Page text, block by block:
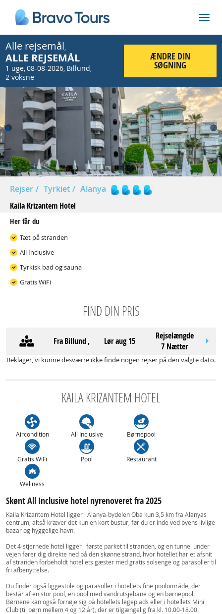
Alle rejsemål,
ALLE REJSEMÅL
1 uge,08-08-2026, Billund,
2 voksne
ÆNDRE DIN
SØGNING
Prev
Rejser Tyrkiet
Alanya
Kaila Krizantem Hotel
Her får du
Tæt på stranden
All Inclusive
Tyrkisk bad og sauna
Gratis WiFi
FIND DIN PRIS
FraBillund, lør aug 15
Rejselængde
7 Nætter
Beklager, vi kunne desværre ikke finde nogen rejser på den valgte dato.
KAILA KRIZANTEM HOTEL
Aircondition All Inclusive Børnepool
Gratis WiFi Pool Restaurant
Wellness
Skønt All Inclusive hotel nyrenoveret fra 2025
Kaila Krizantem Hotel ligger i Alanya-bydelen Oba kun 3,5 km fra Alanyas
centrum, altså kræver det kun en kort bustur, før du er inde ved byens livlige
bazar og hyggelige havn.
Det 4-stjernede hotel ligger i første parket til stranden, og en tunnel under
vejen fører dig direkte ned på den skønne strand, hvor hotellet har et afsnit
af stranden forbeholdt hotellets gæster med gratis solsenge og parasoller til
fri afbenyttelse.
Du finder også liggestole og parasoller i hotellets fine poolområde, der
består af en stor pool, en pool med vandrutsjebane og en børnepool.
Børnene kan også fornøje sig på hotellets legeplads eller i hotellets Mini
Club (til børn mellem 4 og 12 år), der er tilgængelig fra kl. 10.00-18.00.